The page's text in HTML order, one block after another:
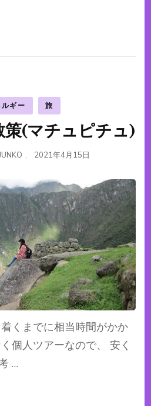
ギー 旅
(マチュピチュ)
、 2021年4月15日
くまでに相当時間がかか
個人ツアーなので、 安く
…